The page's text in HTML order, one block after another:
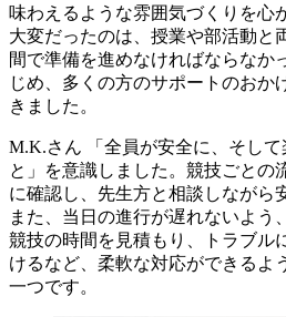
味わえるような雰囲気づくりを心
大変だったのは、授業や部活動と
間で準備を進めなければならなか
じめ、多くの方のサポートのおか
きました。
M.K.さん 「全員が安全に、そし
と」を意識しました。競技ごとの
に確認し、先生方と相談しながら
また、当日の進行が遅れないよう
競技の時間を見積もり、トラブル
けるなど、柔軟な対応ができるよ
一つです。